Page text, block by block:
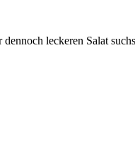
leckeren Salat